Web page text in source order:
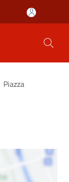
Piazza